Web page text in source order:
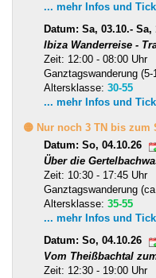
... mehr Infos und
Datum: Sa, 03.10.- Sa,
Ibiza Wanderreise -
Zeit: 12:00 - 08:00 Uhr
Ganztagswanderung (5-
Altersklasse: 30-55
... mehr Infos und
🟡 Nur noch 3 TN bis zum
Datum: So, 04.10.26
Über die
Zeit: 10:30 - 17:45 Uhr
Ganztagswanderung
Altersklasse: 35-55
... mehr Infos und
Datum: So, 04.10.26
Vom Theißbachtal
Zeit: 12:30 - 19:00 Uhr